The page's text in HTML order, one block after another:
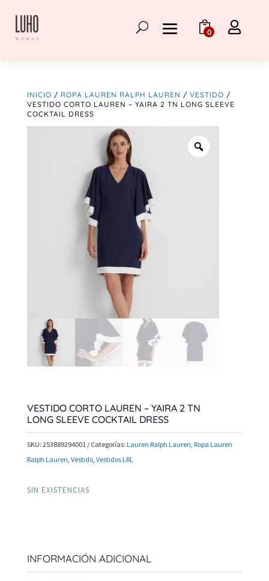
0 
INICIO / ROPA LAUREN RALPH LAUREN / VESTIDO /
VESTIDO CORTO LAUREN – YAIRA 2 TN LONG SLEEVE
COCKTAIL DRESS
VESTIDO CORTO LAUREN – YAIRA 2 TN
LONG SLEEVE COCKTAIL DRESS
SKU: 253889294001 Categorías: Lauren Ralph Lauren, Ropa Lauren
Ralph Lauren, Vestido, Vestidos LRL
SIN EXISTENCIAS
INFORMACIÓN ADICIONAL